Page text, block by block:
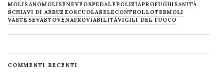
MOLISANOMOLISENEVE OSPEDALEPOLIZIAPROFUGHISANITÀ
SCHIAVI DI ABRUZZOSCUOLASELECONTROLLOTERMOLI
VASTESEVASTOVENAFROVIABILITÀVIGILI DEL FUOCO
COMMENTI RECENTI